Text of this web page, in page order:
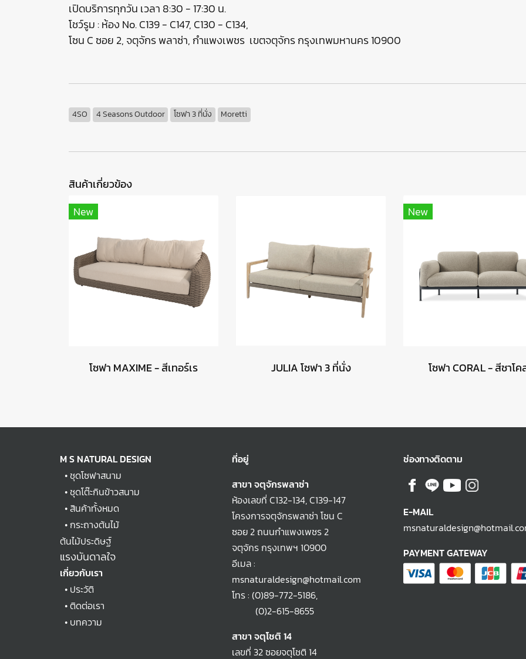
เปิดบริการทุกวัน เวลา 8:30 - 17:30 น.
โชว์รูม : ห้อง No. C139 - C147, C130 - C134,
โซน C ซอย 2, จตุจักร พลาซ่า, กำแพงเพชร เขตจตุจักร กรุงเทพมหานคร 10900
4SO 4 Seasons Outdoor โซฟา 3 ที่นั่ง Moretti
สินค้าเกี่ยวข้อง
New
โซฟา MAXIME - สีเทอร์เร JULIA โซฟา 3 ที่นั่ง
New
โซฟา CORAL - สีชาโค
M S NATURAL DESIGN
•ชุดโซฟาสนาม
•ชุดโต๊ะกินข้าวสนาม
•สินค้าทั้งหมด
•กระถางต้นไม้
ต้นไม้ประดิษฐ์
แรงบันดาลใจ
เกี่ยวกับเรา
• ประวัติ
•ติดต่อเรา
• บทความ
ที่อยู่
สาขา จตุจักรพลาซ่า
ห้องเลขที่ C132-134, C139-147
โครงการจตุจักรพลาซ่า โซน C
ซอย 2 ถนนกำแพงเพชร 2
จตุจักร กรุงเทพฯ 10900
อีเมล :
msnaturaldesign@hotmail.com
โทร : (0)89-772-5186,
(0)2-615-8655
สาขา จตุโชติ 14
เลขที่ 32 ซอยจตุโชติ 14
ช่องทางติดตาม
E-MAIL
PAYMENT GATEWAY